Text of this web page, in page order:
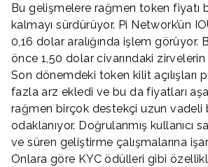
Bu gelişmelere rağmen token fiyatı
kalmayı sürdürüyor. Pi Network’ün
0,16 dolar aralığında işlem görüyor.
önce 1,50 dolar civarındaki
Son dönemdeki token kilit açılışları
fazla arz ekledi ve bu da fiyatları
rağmen birçok destekçi uzun vadeli
odaklanıyor. Doğrulanmış kullanıcı
ve süren geliştirme çalışmalarına
Onlara göre KYC ödülleri gibi